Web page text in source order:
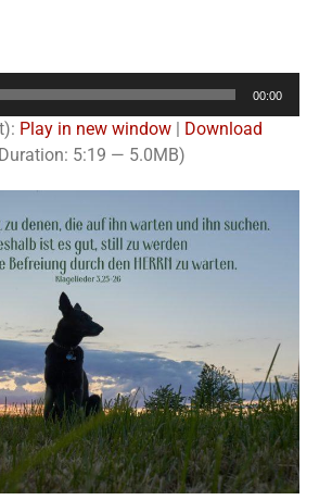
00:00
Play in new window| Download
5:19 — 5.0MB)